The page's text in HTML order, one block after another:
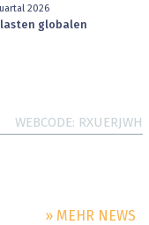
2026
globalen
WEBCODE RXUERJWH
» MEHR NEWS